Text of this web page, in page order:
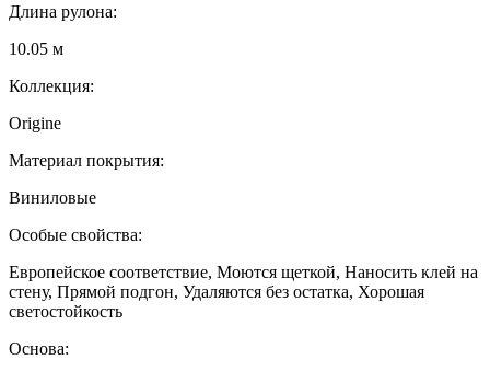
Длина рулона:
10.05 м
Коллекция:
Origine
Материал покрытия:
Виниловые
Особые свойства:
Европейское соответствие, Моются щеткой, Наносить клей на
стену, Прямой подгон, Удаляются без остатка, Хорошая
светостойкость
Основа: